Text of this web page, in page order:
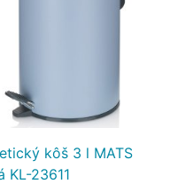
kôš 3 l MATS
KL-23611